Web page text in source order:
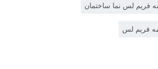
فریم لس نما ساختمان
فریم لس